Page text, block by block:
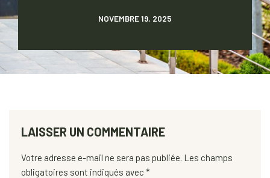
NOVEMBRE 19, 2025
LAISSER UN COMMENTAIRE
Votre adresse e-mail ne sera pas publiée. Les champs
obligatoires sont indiqués avec *